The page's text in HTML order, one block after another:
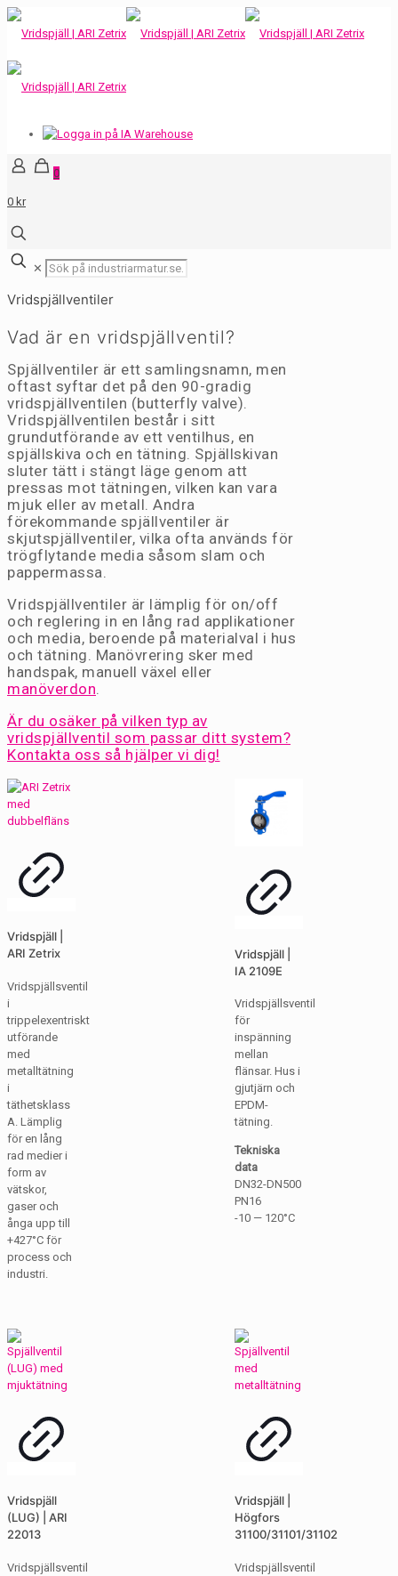
0
0 kr
✕
Vridspjällventiler
Vad är en vridspjällventil?
Spjällventiler är ett samlingsnamn, men
oftast syftar det på den 90-gradig
vridspjällventilen (butterfly valve).
Vridspjällventilen består i sitt
grundutförande av ett ventilhus, en
spjällskiva och en tätning. Spjällskivan
sluter tätt i stängt läge genom att
pressas mot tätningen, vilken kan vara
mjuk eller av metall. Andra
förekommande spjällventiler är
skjutspjällventiler, vilka ofta används för
trögflytande media såsom slam och
pappermassa.
Vridspjällventiler är lämplig för on/off
och reglering in en lång rad applikationer
och media, beroende på materialval i hus
och tätning. Manövrering sker med
handspak, manuell växel eller
manöverdon
Är du osäker på vilken typ av
vridspjällventil som passar ditt system?
Kontakta oss så hjälper vi dig!
Vridspjäll |
ARI Zetrix
Vridspjällsventil
i
trippelexentriskt
utförande
med
metalltätning
i
täthetsklass
A. Lämplig
för en lång
rad medier i
form av
vätskor,
gaser och
ånga upp till
+427°C för
process och
industri.
Vridspjäll |
IA 2109E
Vridspjällsventil
för
inspänning
mellan
flänsar. Hus i
gjutjärn och
EPDM-
tätning.
Tekniska
data
DN32-DN500
PN16
-10 — 120°C
Vridspjäll
(LUG) | ARI
22013
Vridspjällsventil
Vridspjäll |
Högfors
31100/31101/31102
Vridspjällsventil